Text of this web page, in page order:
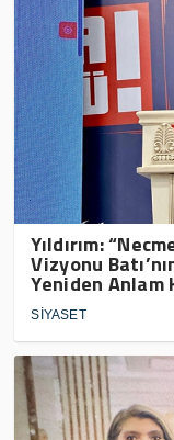
Yıldırım:
Vizyonu
Yeniden Anlam
SİYASET